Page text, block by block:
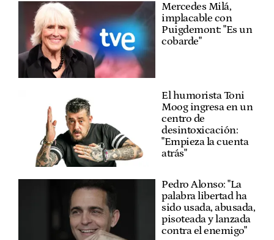
Mercedes Milá,
implacable con
Puigdemont: "Es un
cobarde"
El humorista Toni
Moog ingresa en un
centro de
desintoxicación:
"Empieza la cuenta
atrás"
Pedro Alonso: "La
palabra libertad ha
sido usada, abusada,
pisoteada y lanzada
contra el enemigo"